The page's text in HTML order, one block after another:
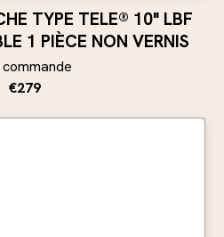
TYPE TELE® 10" LBF
1 PIÈCE NON VERNIS
commande
€279